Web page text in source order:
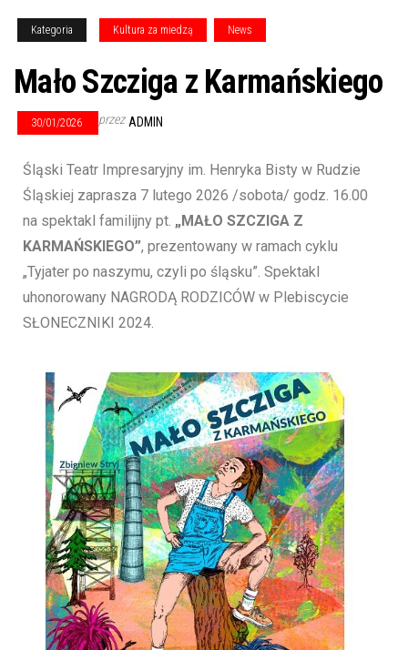
Kategoria Kultura za miedzą News
Mało Szcziga z Karmańskiego
30/01/2026 przez ADMIN
Śląski Teatr Impresaryjny im. Henryka Bisty w Rudzie
Śląskiej zaprasza 7 lutego 2026 /sobota/ godz. 16.00
na spektakl familijny pt. „MAŁO SZCZIGA Z
KARMAŃSKIEGO”, prezentowany w ramach cyklu
„Tyjater po naszymu, czyli po śląsku”. Spektakl
uhonorowany NAGRODĄ RODZICÓW w Plebiscycie
SŁONECZNIKI 2024.